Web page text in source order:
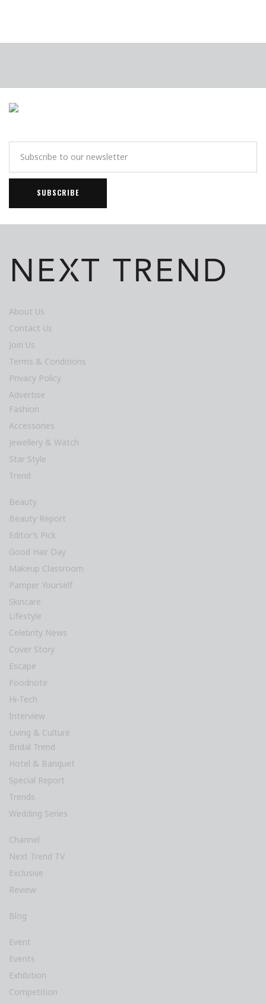
About Us
Contact Us
Join Us
Terms & Conditions
Privacy Policy
Advertise
Fashion
Accessories
Jewellery & Watch
Star Style
Trend
Beauty
Beauty Report
Editor’s Pick
Good Hair Day
Makeup Classroom
Pamper Yourself
Skincare
Lifestyle
Celebrity News
Cover Story
Escape
Foodnote
Hi-Tech
Interview
Living & Culture
Bridal Trend
Hotel & Banquet
Special Report
Trends
Wedding Series
Channel
Next Trend TV
Exclusive
Review
Blog
Event
Events
Exhibition
Competition